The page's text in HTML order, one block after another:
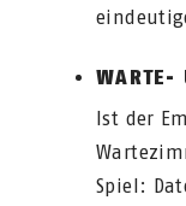
WARTE-
Ist der
Spiel: